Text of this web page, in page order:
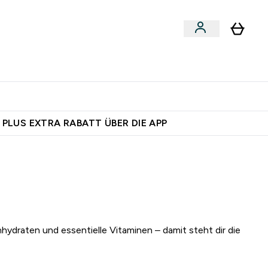
EXTRA RABATT ÜBER DIE APP
und essentielle Vitaminen – damit steht dir die